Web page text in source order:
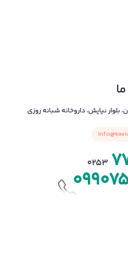
بلوار نیایش، داروخانه شبانه روزی
0253